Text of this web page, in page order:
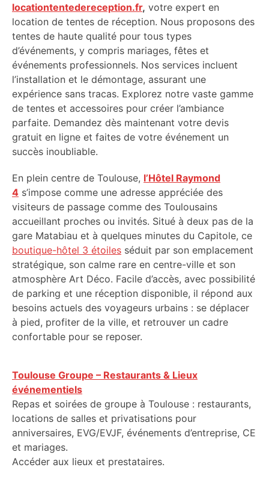
locationtentedereception.fr, votre expert en
location de tentes de réception. Nous proposons des
tentes de haute qualité pour tous types
d’événements, y compris mariages, fêtes et
événements professionnels. Nos services incluent
l’installation et le démontage, assurant une
expérience sans tracas. Explorez notre vaste gamme
de tentes et accessoires pour créer l’ambiance
parfaite. Demandez dès maintenant votre devis
gratuit en ligne et faites de votre événement un
succès inoubliable.
En plein centre de Toulouse, l’Hôtel Raymond
4 s’impose comme une adresse appréciée des
visiteurs de passage comme des Toulousains
accueillant proches ou invités. Situé à deux pas de la
gare Matabiau et à quelques minutes du Capitole, ce
boutique-hôtel 3 étoiles séduit par son emplacement
stratégique, son calme rare en centre-ville et son
atmosphère Art Déco. Facile d’accès, avec possibilité
de parking et une réception disponible, il répond aux
besoins actuels des voyageurs urbains : se déplacer
à pied, profiter de la ville, et retrouver un cadre
confortable pour se reposer.
Toulouse Groupe – Restaurants & Lieux
événementiels
Repas et soirées de groupe à Toulouse : restaurants,
locations de salles et privatisations pour
anniversaires, EVG/EVJF, événements d’entreprise, CE
et mariages.
Accéder aux lieux et prestataires.